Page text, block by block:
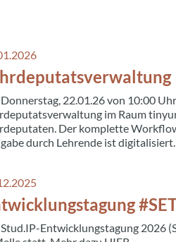
22.01.26 von 10:00
im Raum
Der komplette
durch Lehrende ist
Entwicklungstagung 2026